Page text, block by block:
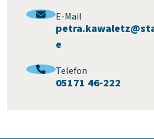
E-Mail
:
e
Telefon
:05171 46-222